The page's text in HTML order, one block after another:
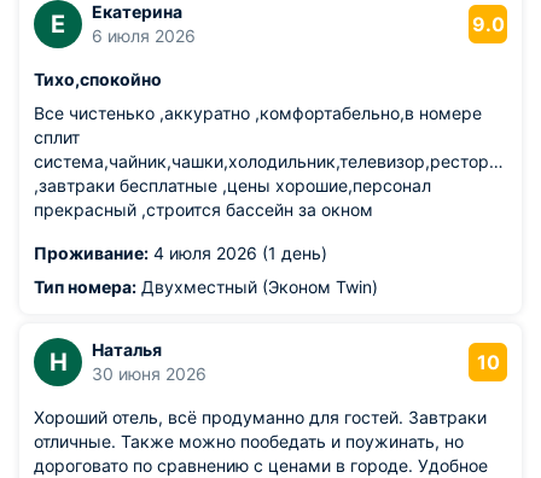
Е
Екатерина
6 июля 2026
9.0
Тихо,спокойно
Все чистенько ,аккуратно ,комфортабельно,в номере
сплит
система,чайник,чашки,холодильник,телевизор,ресторан
,завтраки бесплатные ,цены хорошие,персонал
прекрасный ,строится бассейн за окном
Проживание: 4 июля 2026 (1 день)
Тип номера: Двухместный (Эконом Twin)
Н
Наталья
30 июня 2026
10
Хороший отель, всё продуманно для гостей. Завтраки
отличные. Также можно пообедать и поужинать, но
дороговато по сравнению с ценами в городе. Удобное